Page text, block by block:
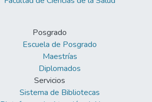
Posgrado
Escuela de Posgrado
Maestrías
Diplomados
Servicios
Sistema de Bibliotecas